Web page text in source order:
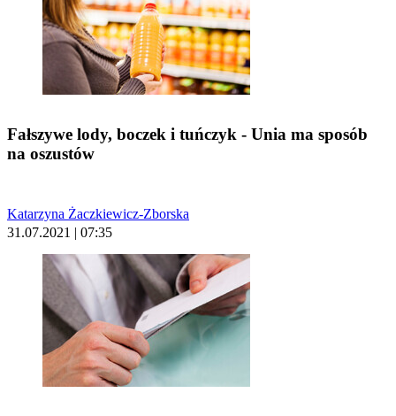
Fałszywe lody, boczek i tuńczyk - Unia ma sposób
na oszustów
Katarzyna Żaczkiewicz-Zborska
31.07.2021 | 07:35